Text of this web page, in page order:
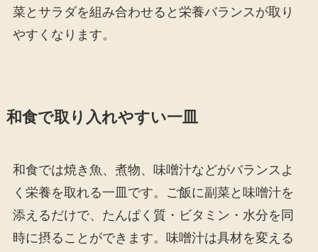
菜とサラダを組み合わせると栄養バランスが取り
やすくなります。
和食で取り入れやすい一皿
和食では焼き魚、煮物、味噌汁などがバランスよ
く栄養を取れる一皿です。ご飯に副菜と味噌汁を
添えるだけで、たんぱく質・ビタミン・水分を同
時に摂ることができます。味噌汁は具材を変える